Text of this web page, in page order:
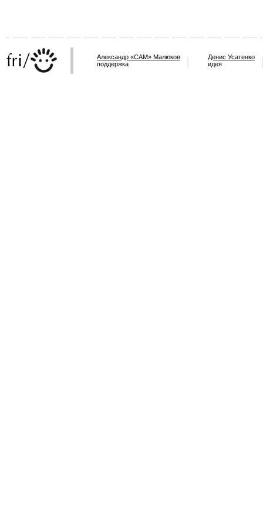
Александр «САМ» Малюков
поддержка
Денис Усатенко
идея